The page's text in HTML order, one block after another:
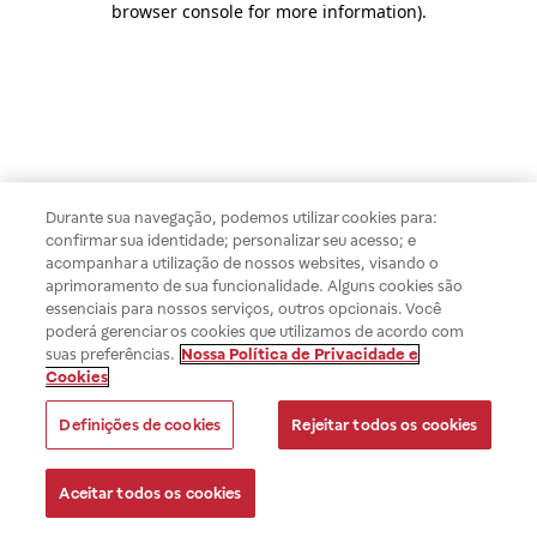
browser console for more information).
Durante sua navegação, podemos utilizar cookies para:
confirmar sua identidade; personalizar seu acesso; e
acompanhar a utilização de nossos websites, visando o
aprimoramento de sua funcionalidade. Alguns cookies são
essenciais para nossos serviços, outros opcionais. Você
poderá gerenciar os cookies que utilizamos de acordo com
suas preferências. Nossa Política de Privacidade e
Cookies
Definições de cookies Rejeitar todos os cookies
Aceitar todos os cookies